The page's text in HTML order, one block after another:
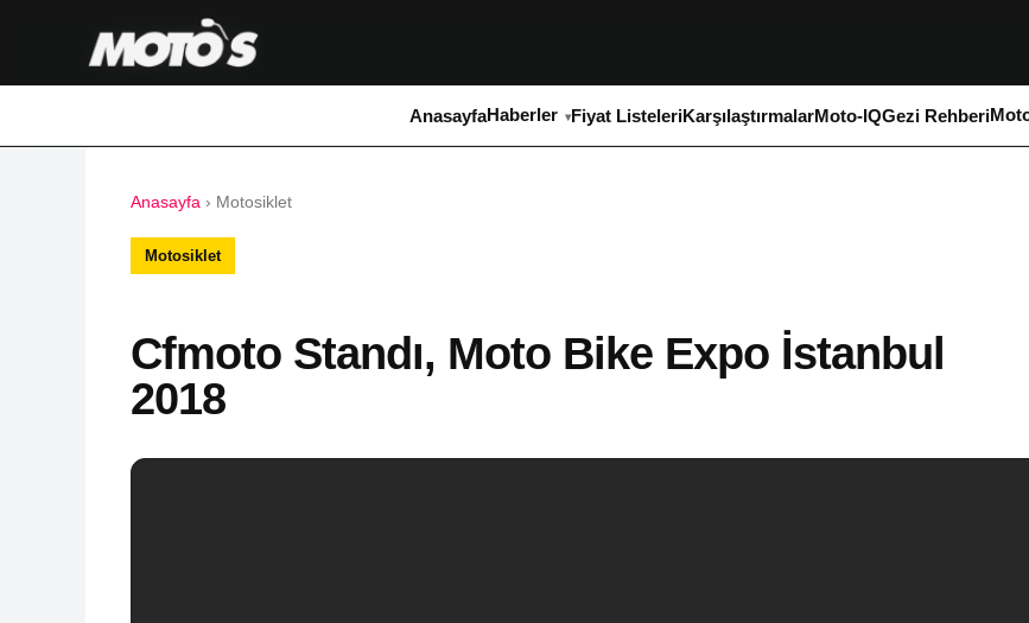
AnasayfaHaberler Fiyat ListeleriKarşılaştırmalarMoto-IQGezi Rehberi
Anasayfa › Motosiklet
Motosiklet
Cfmoto Standı, Moto Bike Expo İstanbul
2018